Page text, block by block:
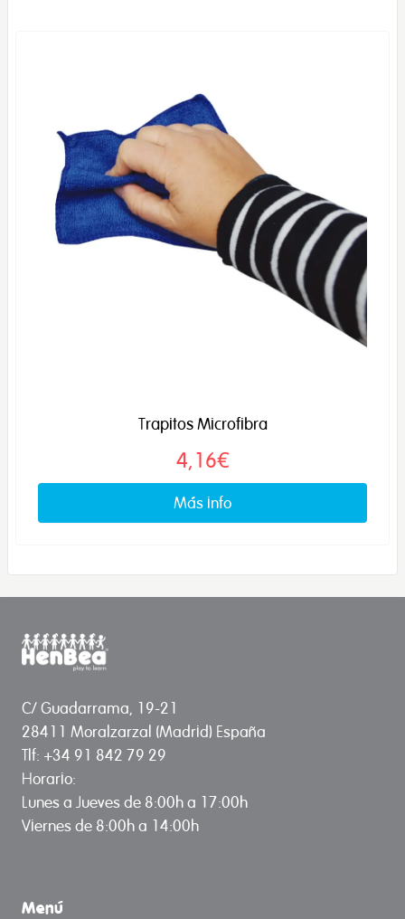
Trapitos Microfibra
4,16€
Más info
C/ Guadarrama, 19-21
28411 Moralzarzal (Madrid) España
Tlf: +34 91 842 79 29
Horario:
Lunes a Jueves de 8:00h a 17:00h
Viernes de 8:00h a 14:00h
Menú